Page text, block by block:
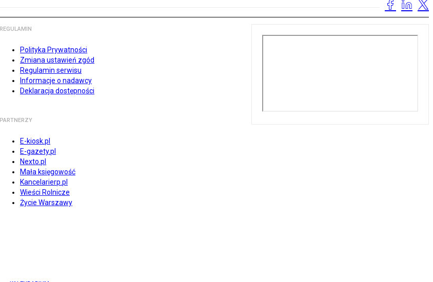
REGULAMIN
Polityka Prywatności
Zmiana ustawień zgód
Regulamin serwisu
Informacje o nadawcy
Deklaracja dostępności
PARTNERZY
E-kiosk.pl
E-gazety.pl
Nexto.pl
Mała księgowość
Kancelarierp.pl
Wieści Rolnicze
Życie Warszawy